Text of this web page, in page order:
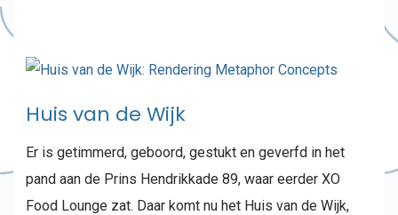
Huis van de Wijk
Er is getimmerd, geboord, gestukt en geverfd in het
pand aan de Prins Hendrikkade 89, waar eerder XO
Food Lounge zat. Daar komt nu het Huis van de Wijk,